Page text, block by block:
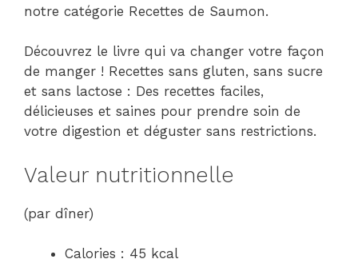
notre catégorie Recettes de Saumon.
Découvrez le livre qui va changer votre façon
de manger ! Recettes sans gluten, sans sucre
et sans lactose : Des recettes faciles,
délicieuses et saines pour prendre soin de
votre digestion et déguster sans restrictions.
Valeur nutritionnelle
(par dîner)
Calories : 45 kcal